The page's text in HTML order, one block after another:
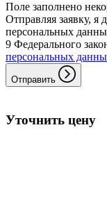
Поле заполнено
Отправляя заявку, я
персональных
9 Федерального
персональных
Отправить
Уточнить цену